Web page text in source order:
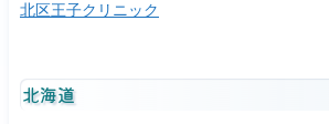
北区王子クリニック
北海道